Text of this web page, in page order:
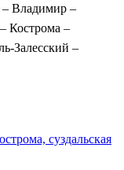
Владимир –
Кострома –
Залесский –
суздальская